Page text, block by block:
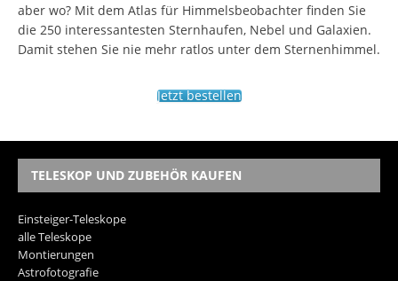
aber wo? Mit dem Atlas für Himmelsbeobachter finden Sie
die 250 interessantesten Sternhaufen, Nebel und Galaxien.
Damit stehen Sie nie mehr ratlos unter dem Sternenhimmel.
Jetzt bestellen
TELESKOP UND ZUBEHÖR KAUFEN
Einsteiger-Teleskope
alle Teleskope
Montierungen
Astrofotografie